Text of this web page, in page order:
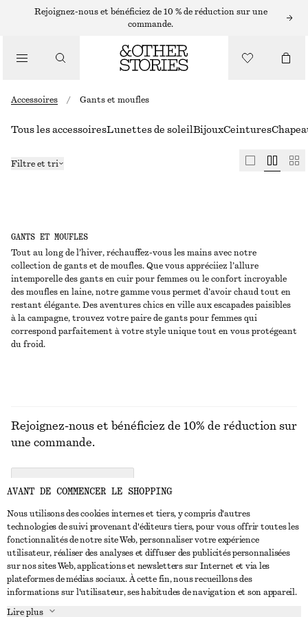
Rejoignez-nous et bénéficiez de 10 % de réduction sur une
commande.
Accessoires / Gants et moufles
GANTS ET MOUFLES
Tout au long de l’hiver, réchauffez-vous les mains avec notre
collection de gants et de moufles. Que vous appréciiez l’allure
intemporelle des gants en cuir pour femmes ou le confort incroyable
des moufles en laine, notre gamme vous permet d’avoir chaud tout en
restant élégante. Des aventures chics en ville aux escapades paisibles
à la campagne, trouvez votre paire de gants pour femmes qui
correspond parfaitement à votre style unique tout en vous protégeant
du froid.
Tous les accessoiresLunettes de soleilBijouxCeintures
Filtre et tri
NOUS CONTACTER
Nous contacter
Trouver un magasin
Affilié(e)s
Instagram
Pinterest
SERVICE CLIENT
À PROPOS
Rejoignez-nous et bénéficiez de 10% de réduction sur
une commande.
AVANT DE COMMENCER LE SHOPPING
Nous utilisons des cookies internes et tiers, y compris d'autres
technologies de suivi provenant d'éditeurs tiers, pour vous offrir toutes les
fonctionnalités de notre site Web, personnaliser votre expérience
utilisateur, réaliser des analyses et diffuser des publicités personnalisées
sur nos sites Web, applications et newsletters sur Internet et via les
plateformes de médias sociaux. À cette fin, nous recueillons des
informations sur l'utilisateur, ses habitudes de navigation et son appareil.
Lire plus